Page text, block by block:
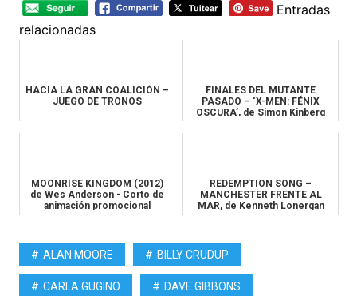
Entradas
relacionadas
HACIA LA GRAN COALICIÓN –
JUEGO DE TRONOS
FINALES DEL MUTANTE
PASADO – ‘X-MEN: FÉNIX
OSCURA’, de Simon Kinberg
MOONRISE KINGDOM (2012)
de Wes Anderson - Corto de
animación promocional
REDEMPTION SONG –
MANCHESTER FRENTE AL
MAR, de Kenneth Lonergan
ALAN MOORE BILLY CRUDUP
CARLA GUGINO DAVE GIBBONS